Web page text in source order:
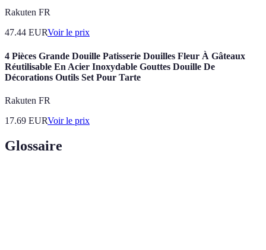
Rakuten FR
47.44 EURVoir le prix
4 Pièces Grande Douille Patisserie Douilles Fleur À Gâteaux
Réutilisable En Acier Inoxydable Gouttes Douille De
Décorations Outils Set Pour Tarte
Rakuten FR
17.69 EURVoir le prix
Glossaire